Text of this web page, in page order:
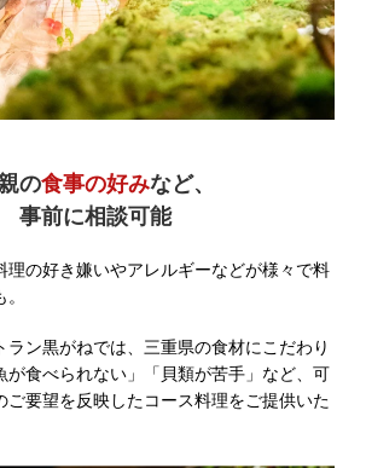
の食事の好みなど、
事前に相談可能
理の好き嫌いやアレルギーなどが様々で料
ラン黒がねでは、三重県の食材にこだわり
が食べられない」「貝類が苦手」など、可
ご要望を反映したコース料理をご提供いた